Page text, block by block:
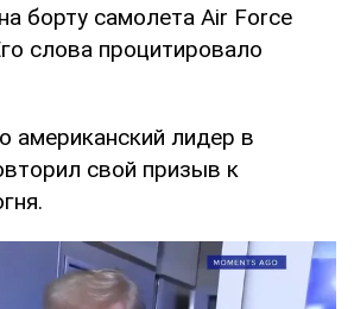
борту самолета Air Force
слова процитировало
американский лидер в
свой призыв к